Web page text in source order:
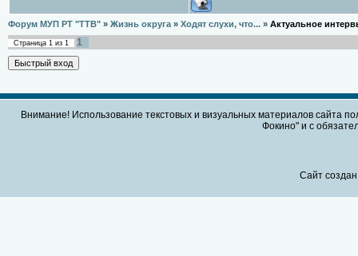
Форум МУП РТ "ТТВ" » Жизнь округа » Ходят слухи, что... » Актуальное
Страница 1 из 1 1
Внимание! Использование текстовых и визуальных материалов сайта
Фокино" и с
Сайт